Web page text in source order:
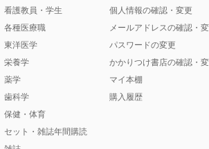
看護教員・学生
各種医療職
東洋医学
栄養学
薬学
歯科学
保健・体育
セット・雑誌年間購読
個人情報の確認・変更
メールアドレスの確認・
パスワードの変更
かかりつけ書店の確認・
マイ本棚
購入履歴